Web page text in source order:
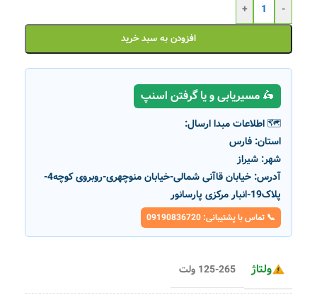
-
+
افزودن به سبد خرید
🛵 مسیریابی و یا گرفتن اسنپ
🗺️ اطلاعات مبدا ارسال:
استان: فارس
شهر: شیراز
آدرس:
خیابان قاآنی شمالی-خیابان منوچهری-روبروی کوچه4-
پلاک19-انبار مرکزی پارسانور
📞 تماس با پشتیبانی: 09190836720
ولتاژ 125-265 ولت